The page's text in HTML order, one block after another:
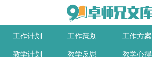
工作计划 工作策划 工作方案
教学计划 教学反思 教学心得